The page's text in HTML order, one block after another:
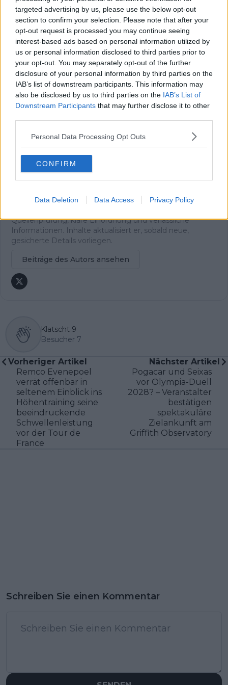
targeted advertising by us, please use the below opt-out
section to confirm your selection. Please note that after your
opt-out request is processed you may continue seeing
interest-based ads based on personal information utilized by
us or personal information disclosed to third parties prior to
your opt-out. You may separately opt-out of the further
disclosure of your personal information by third parties on the
IAB’s list of downstream participants. This information may
also be disclosed by us to third parties on the IAB’s List of
Downstream Participants that may further disclose it to other
Personal Data Processing Opt Outs
CONFIRM
Data Deletion Data Access Privacy Policy
Oliver Ried
Redakteur
Oliver Ried ist seit Anfang 2025 Redakteur bei
Radsportaktuell.de. Er berichtet dort über den
professionellen Radsport und begleitet das Geschehen
von der WorldTour bis zu wichtigen nationalen und
internationalen Rennen. Sein Schwerpunkt liegt auf
aktuellen Rennberichten, Einordnungen und
Hintergrundtexten, mit denen er sportliche
erklärt. Bei großen Renntagen arbeitet er zudem mit
Live-Formaten, um das Geschehen fortlaufend zu
dokumentieren und zeitnah einzuordnen.
Oliver ist in Würzburg stationiert. Neben seiner
redaktionellen Arbeit ist er sportlich selbst aktiv und
Berichterstattung ein. Er studiert Grundschullehramt und
Quellenprüfung, klare Einordnung und verlässliche
Informationen. Inhalte aktualisiert er, sobald neue,
gesicherte Details vorliegen.
Beiträge des Autors ansehen
Klatscht 9
Besucher 7
Vorheriger Artikel
Remco Evenepoel
verrät offenbar in
seltenem Einblick ins
Höhentraining seine
beeindruckende
Schwellenleistung
vor der Tour de
France
Nächster Artikel
Pogacar und Seixas
vor Olympia-Duell
2028? – Veranstalter
bestätigen
spektakuläre
Zielankunft am
Griffith Observatory
Schreiben Sie einen Kommentar